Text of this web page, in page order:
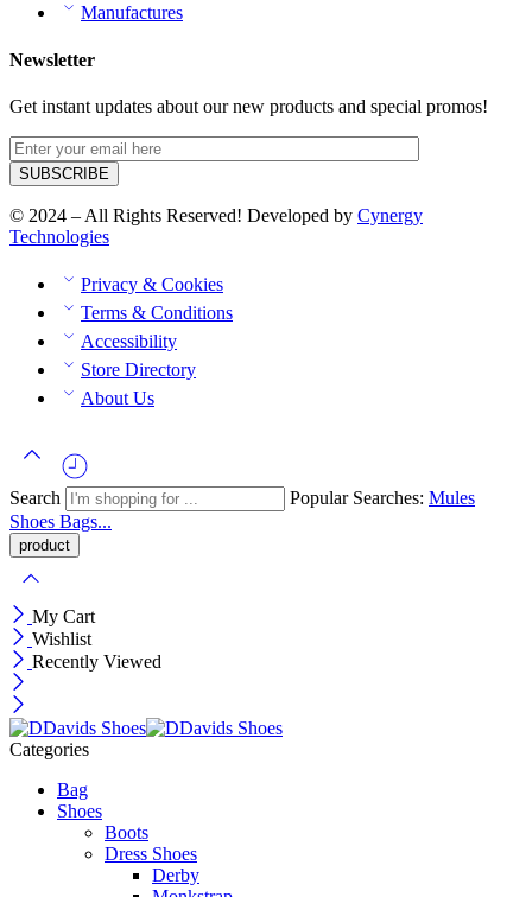
Manufactures
Newsletter
Get instant updates about our new products and special promos!
© 2024 – All Rights Reserved! Developed by Cynergy
Technologies
Privacy & Cookies
Terms & Conditions
Accessibility
Store Directory
About Us
Search Popular Searches: Mules
Shoes Bags...
My Cart
Wishlist
Recently Viewed
Categories
Bag
Shoes
Boots
Dress Shoes
Derby